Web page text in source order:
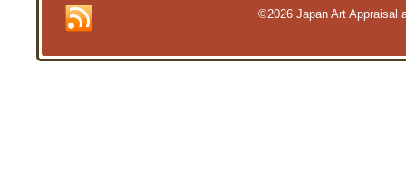
©2026 Japan Art Appraisal